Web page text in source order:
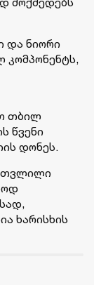
და ნიორი
კომპონენტს,
თბილ
წვენი
დონეს.
ხარისხის